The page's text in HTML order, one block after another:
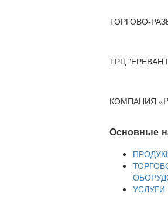
ТОРГОВО-
ТРЦ "ЕРЕВАН
КОМПАНИЯ
Основные
УСЛУГИ